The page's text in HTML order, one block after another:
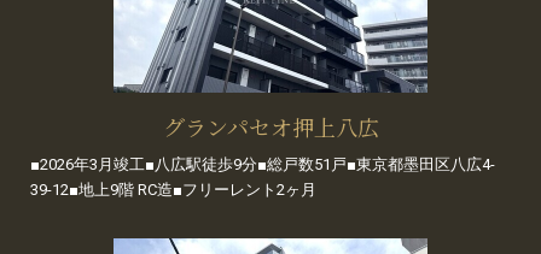
グランパセオ押上八広
■2026年3月竣工■八広駅徒歩9分■総戸数51戸■東京都墨田区八広4-
39-12■地上9階 RC造■フリーレント2ヶ月